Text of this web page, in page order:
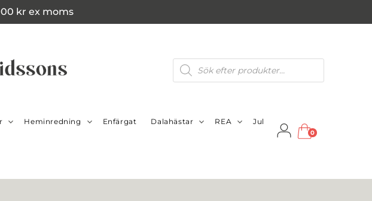
kr ex moms
Produktsökning
Heminredning Enfärgat Dalahästar REA Jul
0